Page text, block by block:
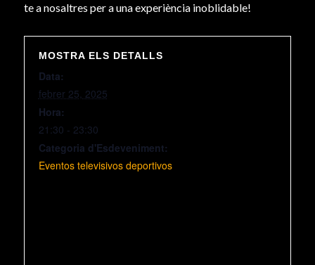
te a nosaltres per a una experiència inoblidable!
MOSTRA ELS DETALLS
Data:
febrer 25, 2025
Hora:
21:30 - 23:30
Categoria d'Esdeveniment:
Eventos televisivos deportivos